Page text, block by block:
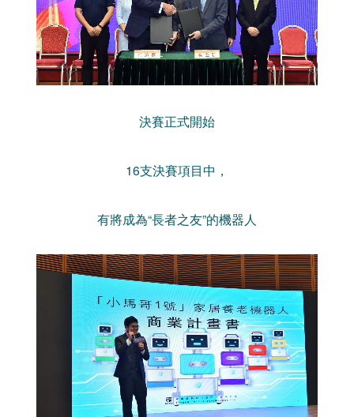
決賽正式開始
16支決賽項目中，
有將成為“長者之友”的機器人